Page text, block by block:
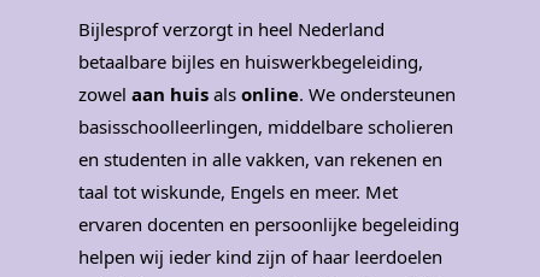
Bijlesprof verzorgt in heel Nederland
betaalbare bijles en huiswerkbegeleiding,
zowel aan huisals online. We ondersteunen
basisschoolleerlingen, middelbare scholieren
en studenten in alle vakken, van rekenen en
taal tot wiskunde, Engels en meer. Met
ervaren docenten en persoonlijke begeleiding
helpen wij ieder kind zijn of haar leerdoelen